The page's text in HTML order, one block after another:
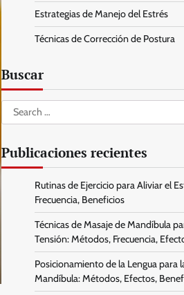
Estrategias de Manejo del Estrés
Técnicas de Corrección de Postura
Buscar
Search
for:
Publicaciones recientes
Rutinas de Ejercicio para Aliviar el
Frecuencia, Beneficios
Técnicas de Masaje de Mandíbula
Tensión: Métodos, Frecuencia,
Posicionamiento de la Lengua para
Mandíbula: Métodos, Efectos,